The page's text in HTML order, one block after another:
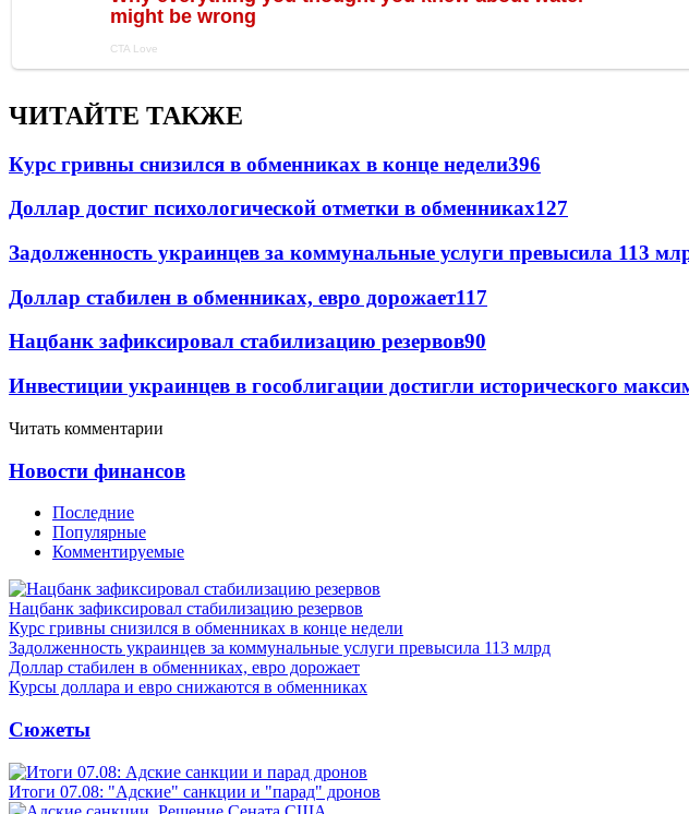
ЧИТАЙТЕ ТАКЖЕ
Курс гривны снизился в обменниках в конце недели396
Доллар достиг психологической отметки в обменниках127
Задолженность украинцев за коммунальные услуги превысила 113
Доллар стабилен в обменниках, евро дорожает117
Нацбанк зафиксировал стабилизацию резервов90
Инвестиции украинцев в гособлигации достигли исторического
Читать комментарии
Новости финансов
Последние
Популярные
Комментируемые
Нацбанк зафиксировал стабилизацию резервов
Курс гривны снизился в обменниках в конце недели
Задолженность украинцев за коммунальные услуги превысила 113 млрд
Доллар стабилен в обменниках, евро дорожает
Курсы доллара и евро снижаются в обменниках
Сюжеты
Итоги 07.08: "Адские" санкции и "парад" дронов